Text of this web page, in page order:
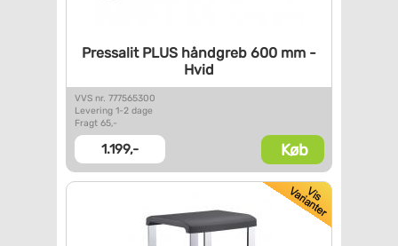
Pressalit PLUS håndgreb 600 mm -
Hvid
VVS nr. 777565300
Levering 1-2 dage
Fragt 65,-
1.199,- Køb